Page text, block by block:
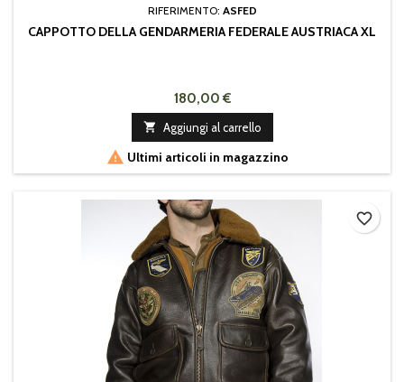
RIFERIMENTO: ASFED
CAPPOTTO DELLA GENDARMERIA FEDERALE AUSTRIACA XL
180,00 €
 Aggiungi al carrello
 Ultimi articoli in magazzino
favorite_border